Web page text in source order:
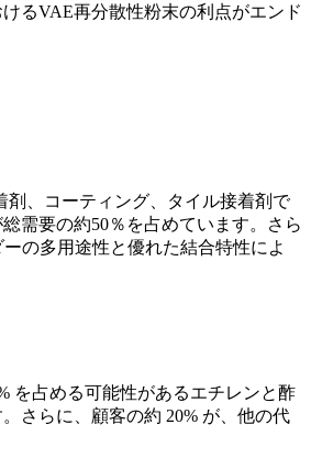
るVAE再分散性粉末の利点がエンド
、コーティング、タイル接着剤で
需要の約50％を占めています。さら
の多用途性と優れた結合特性によ
を占める可能性があるエチレンと酢
さらに、顧客の約 20% が、他の代